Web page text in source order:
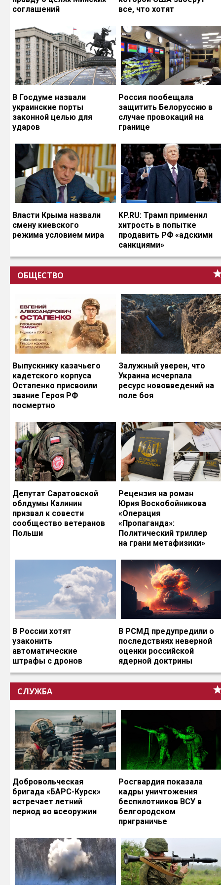
соглашений
все, что хотят
В Госдуме назвали
украинские порты
законной целью для
ударов
Россия пообещала
защитить Белоруссию в
случае провокаций на
границе
Власти Крыма назвали
смену киевского
режима условием мира
KP.RU: Трамп применил
хитрость в попытке
продавить РФ «адскими
санкциями»
ОБЩЕСТВО
Выпускнику казачьего
кадетского корпуса
Остапенко присвоили
звание Героя РФ
посмертно
Залужный уверен, что
Украина исчерпала
ресурс нововведений на
поле боя
Депутат Саратовской
облдумы Калинин
призвал к совести
сообщество ветеранов
Польши
Рецензия на роман
Юрия Воскобойникова
«Операция
«Пропаганда»:
Политический триллер
на грани метафизики»
В России хотят
узаконить
автоматические
штрафы с дронов
В РСМД предупредили о
последствиях неверной
оценки российской
ядерной доктрины
СЛУЖБА
Добровольческая
бригада «БАРС-Курск»
встречает летний
период во всеоружии
Росгвардия показала
кадры уничтожения
беспилотников ВСУ в
белгородском
приграничье